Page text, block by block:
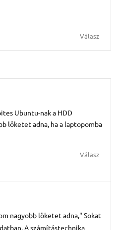
Válasz
Ubuntu-nak a HDD
löketet adna, ha a laptopomba
Válasz
nagyobb löketet adna," Sokat
A számítástechnika